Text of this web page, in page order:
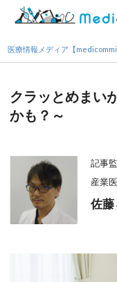
医療情報メディア【medicommi
クラッとめまい
かも？～
記事
産業
佐